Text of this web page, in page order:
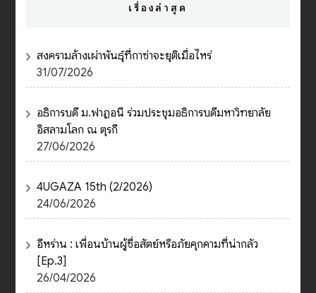
เรื่องล่าสุด
สงครามล้างเผ่าพันธุ์ที่กาซ่าจะยุติเมื่อไหร่
31/07/2026
อธิการบดี ม.ฟาฏอนี ร่วมประชุมอธิการบดีมหาวิทยาลัย
อิสลามโลก ณ ตุรกี
27/06/2026
4UGAZA 15th (2/2026)
24/06/2026
อีหร่าน : เพื่อนบ้านผู้ซื่อสัตย์หรือภัยคุกคามที่น่ากลัว
[Ep.3]
26/04/2026